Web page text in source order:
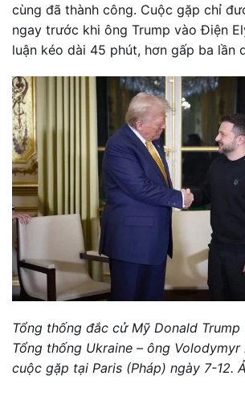
cùng đã thành công. Cuộc gặp chỉ
ngay trước khi ông Trump vào Điện
luận kéo dài 45 phút, hơn gấp ba lần
Tổng thống đắc cử Mỹ Donald
Tổng thống Ukraine – ông
cuộc gặp tại Paris (Pháp) ngày 7-12.